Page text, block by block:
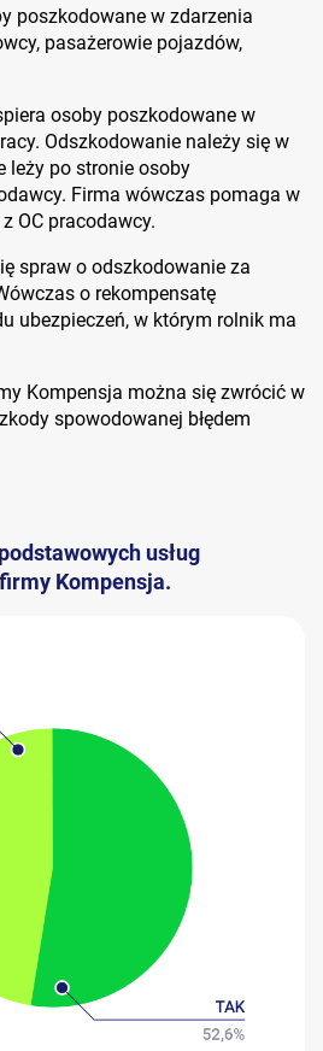
poszkodowane w zdarzenia
pasażerowie pojazdów,
osoby poszkodowane w
Odszkodowanie należy się w
leży po stronie osoby
Firma wówczas pomaga w
OC pracodawcy.
spraw o odszkodowanie za
o rekompensatę
ubezpieczeń, w którym rolnik ma
Kompensja można się zwrócić w
spowodowanej błędem
usług
Kompensja.